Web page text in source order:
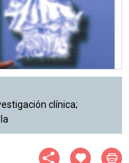
clínica;